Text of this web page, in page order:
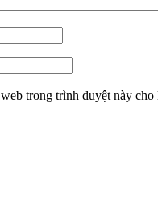
trong trình duyệt này